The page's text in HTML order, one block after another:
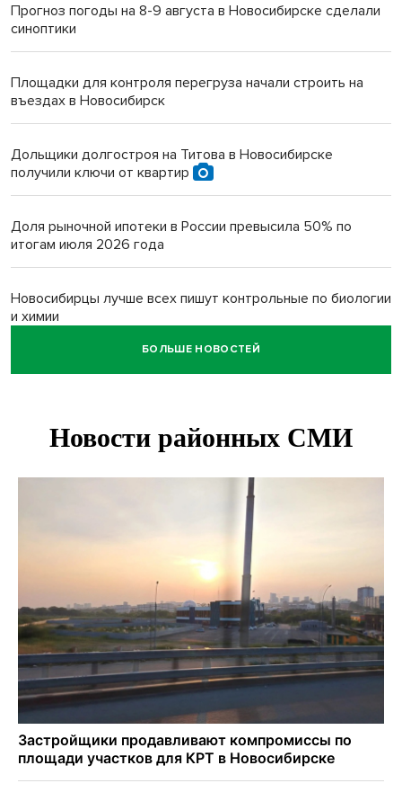
Прогноз погоды на 8-9 августа в Новосибирске сделали
синоптики
Площадки для контроля перегруза начали строить на
въездах в Новосибирск
Дольщики долгостроя на Титова в Новосибирске
получили ключи от квартир
Доля рыночной ипотеки в России превысила 50% по
итогам июля 2026 года
Новосибирцы лучше всех пишут контрольные по биологии
и химии
Нейросеть для диагностики депрессии в крови создали в
Двум бойцам СВО после минно-взрывной травмы
Персидский ковер «108 шахов» впервые вывезли из музея
Актриса из Новосибирска Евгения Туркова сыграла мать
в сериале «Малой»
БОЛЬШЕ НОВОСТЕЙ